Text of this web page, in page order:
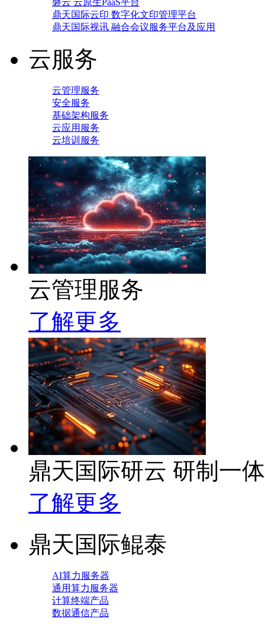
磐云 云原生PaaS平台
鼎天国际云印 数字化文印管理平台
鼎天国际视讯 融合会议服务平台及应用
云服务
云管理服务
安全服务
基础架构服务
云应用服务
云培训服务
云管理服务
了解更多
鼎天国际研云 研制一
了解更多
鼎天国际鲲泰
AI算力服务器
通用算力服务器
计算终端产品
数据通信产品